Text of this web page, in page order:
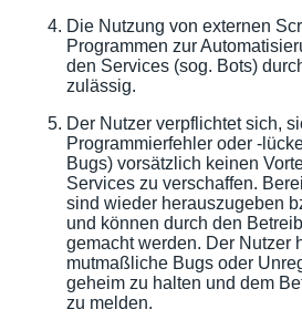
Die Nutzung von externen
Programmen zur
den Services (sog. Bots)
zulässig.
Der Nutzer verpflichtet sich,
Programmierfehler oder -
Bugs) vorsätzlich keinen
Services zu verschaffen.
sind wieder herauszugeben
und können durch den
gemacht werden. Der Nutzer
mutmaßliche Bugs oder
geheim zu halten und dem
zu melden.